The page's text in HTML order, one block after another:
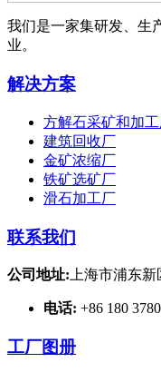
我们是一家集研发、生
业。
解决方案
方解石采矿和加
建筑回收厂
金矿浓缩厂
铁矿选矿厂
滑石加工厂
联系我们
公司地址: 上海市浦东
电话: +86 180
工厂图册